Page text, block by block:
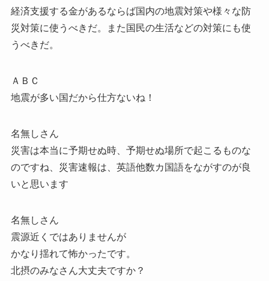
経済支援する金があるならば国内の地震対策や様々な防
災対策に使うべきだ。また国民の生活などの対策にも使
うべきだ。
ＡＢＣ
地震が多い国だから仕方ないね！
名無しさん
災害は本当に予期せぬ時、予期せぬ場所で起こるものな
のですね、災害速報は、英語他数カ国語をながすのが良
いと思います
名無しさん
震源近くではありませんが
かなり揺れて怖かったです。
北摂のみなさん大丈夫ですか？